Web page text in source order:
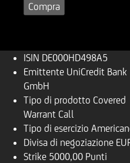
Compra
ISIN DE000HD498A5
Emittente UniCredit Bank
GmbH
Tipo di prodotto Covered
Warrant Call
Tipo di esercizio
Divisa di negoziazione
Strike 5000,00 Punti